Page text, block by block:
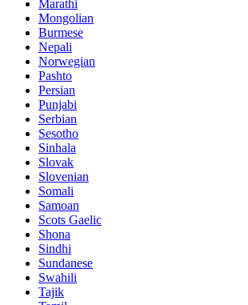
Marathi
Mongolian
Burmese
Nepali
Norwegian
Pashto
Persian
Punjabi
Serbian
Sesotho
Sinhala
Slovak
Slovenian
Somali
Samoan
Scots Gaelic
Shona
Sindhi
Sundanese
Swahili
Tajik